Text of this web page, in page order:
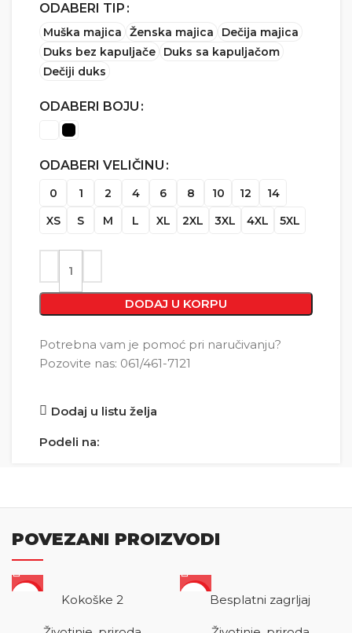
ODABERI TIP
Muška majica Ženska majica
Dečija majica
Duks bez kapuljače
Duks sa kapuljačom
Dečiji duks
ODABERI BOJU
ODABERI VELIČINU
0 1 2 4 6 8 10 12
14
XS
S M L XL 2XL 3XL 4XL 5XL
DODAJ U KORPU
Potrebna vam je pomoć pri naručivanju?
Pozovite nas: 061/461-7121
Dodaj u listu želja
Podeli na:
POVEZANI PROIZVODI
Kokoške 2 Besplatni zagrljaj